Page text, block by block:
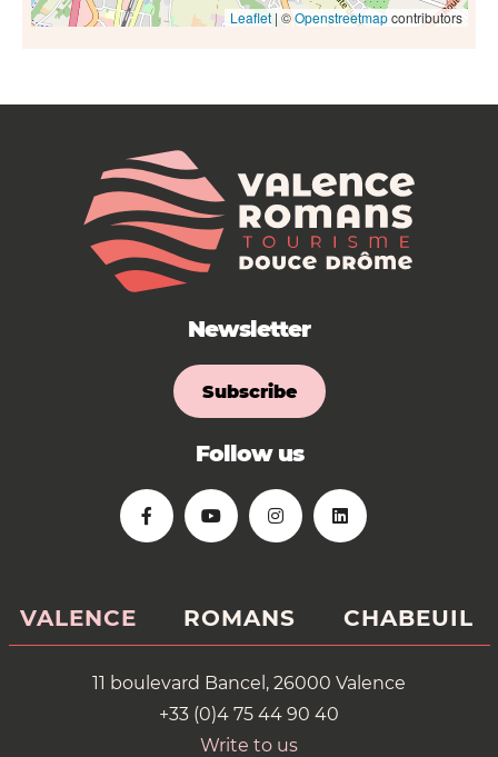
Leaflet| ©Openstreetmapcontributors
Newsletter
Subscribe
Follow us
VALENCE ROMANS CHABEUIL
11 boulevard Bancel, 26000 Valence
+33 (0)4 75 44 90 40
Write to us